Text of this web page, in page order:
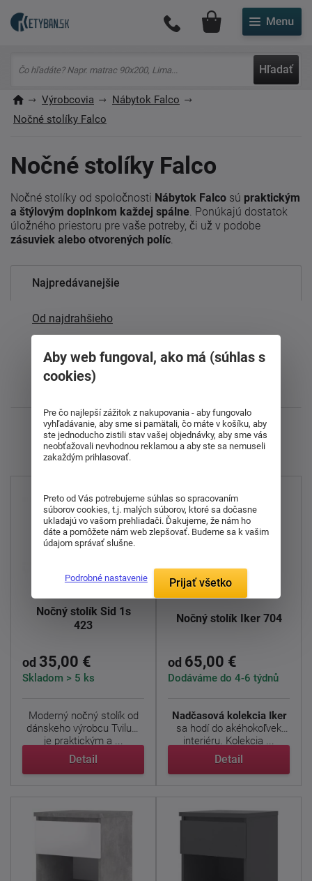
Hľadať
Môj účet
Výrobcovia
Nábytok Falco
Nočné stolíky Falco
Nočné stolíky Falco
Nočné stolíky od spoločnosti Nábytok Falco sú praktickým
a štýlovým doplnkom každej spálne. Ponúkajú dostatok
úložného priestoru pre vaše potreby, či už v podobe
zásuviek alebo otvorených políc.
Najpredávanejšie
Od najdrahšieho
Od najlacnejšieho
Zobrazujem 1 - 11 z 11
Nočný stolík Sid 1s
423
od 35,00 €
Skladom > 5 ks
Moderný nočný stolík od
dánskeho výrobcu Tvilum
je praktickým a ...
Detail
Nočný stolík Iker 704
od 65,00 €
Dodáváme do 4-6 týdnů
Nadčasová kolekcia Iker
sa hodí do akéhokoľvek
interiéru. Kolekcia ...
Detail
Aby web fungoval, ako má (súhlas s
cookies)
Pre čo najlepší zážitok z nakupovania - aby fungovalo
vyhľadávanie, aby sme si pamätali, čo máte v košíku, aby
ste jednoducho zistili stav vašej objednávky, aby sme vás
neobťažovali nevhodnou reklamou a aby ste sa nemuseli
zakaždým prihlasovať.
Preto od Vás potrebujeme súhlas so spracovaním
súborov cookies, t.j. malých súborov, ktoré sa dočasne
ukladajú vo vašom prehliadači. Ďakujeme, že nám ho
dáte a pomôžete nám web zlepšovať. Budeme sa k vašim
údajom správať slušne.
Podrobné nastavenie Prijať všetko